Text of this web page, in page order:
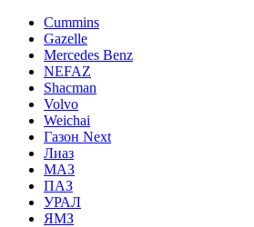
Cummins
Gazelle
Mercedes Benz
NEFAZ
Shacman
Volvo
Weichai
Газон Next
Лиаз
МАЗ
ПАЗ
УРАЛ
ЯМЗ